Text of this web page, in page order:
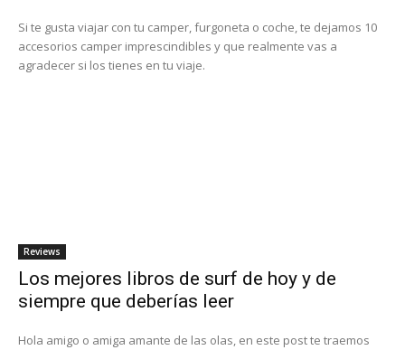
Si te gusta viajar con tu camper, furgoneta o coche, te dejamos 10
accesorios camper imprescindibles y que realmente vas a
agradecer si los tienes en tu viaje.
Reviews
Los mejores libros de surf de hoy y de
siempre que deberías leer
Hola amigo o amiga amante de las olas, en este post te traemos